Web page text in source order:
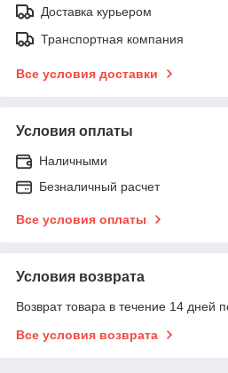
Доставка курьером
Транспортная компания
Все условия доставки
Условия оплаты
Наличными
Безналичный расчет
Все условия оплаты
Условия возврата
Возврат товара в течение 14 дней
Все условия возврата